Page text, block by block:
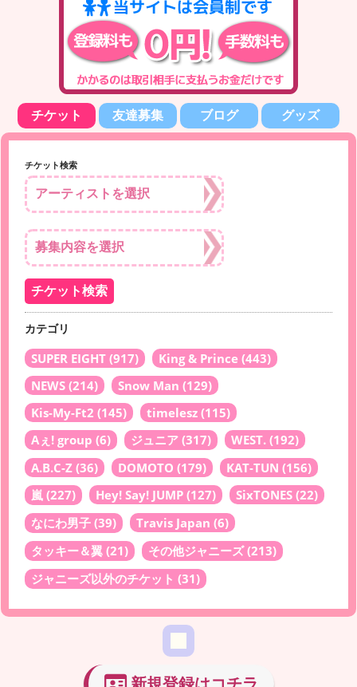
チケット 友達募集 ブログ グッズ
チケット検索
カテゴリ
SUPER EIGHT (917) King & Prince (443)
NEWS (214) Snow Man (129)
Kis-My-Ft2 (145) timelesz (115)
Aぇ! group (6) ジュニア (317) WEST. (192)
A.B.C-Z (36) DOMOTO (179) KAT-TUN (156)
嵐 (227) Hey! Say! JUMP (127) SixTONES (22)
なにわ男子 (39) Travis Japan (6)
タッキー＆翼 (21) その他ジャニーズ(213)
ジャニーズ以外のチケット (31)